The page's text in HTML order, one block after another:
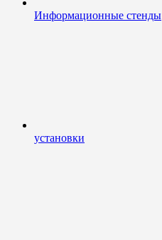
Информационные стенды
установки